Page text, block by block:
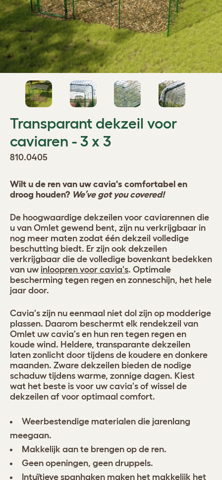
Transparant dekzeil voor
caviaren - 3 x 3
810.0405
Wilt u de ren van uw cavia's comfortabel en
droog houden? We’ve got you covered!
De hoogwaardige dekzeilen voor caviarennen die
u van Omlet gewend bent, zijn nu verkrijgbaar in
nog meer maten zodat één dekzeil volledige
beschutting biedt. Er zijn ook dekzeilen
verkrijgbaar die de volledige bovenkant bedekken
van uw inloopren voor cavia's. Optimale
bescherming tegen regen en zonneschijn, het hele
jaar door.
Cavia's zijn nu eenmaal niet dol zijn op modderige
plassen. Daarom beschermt elk rendekzeil van
Omlet uw cavia's en hun ren tegen regen en
koude wind. Heldere, transparante dekzeilen
laten zonlicht door tijdens de koudere en donkere
maanden. Zware dekzeilen bieden de nodige
schaduw tijdens warme, zonnige dagen. Kiest
wat het beste is voor uw cavia's of wissel de
dekzeilen af voor optimaal comfort.
Weerbestendige materialen die jarenlang
meegaan.
Makkelijk aan te brengen op de ren.
Geen openingen, geen druppels.
Intuïtieve spanhaken maken het makkelijk het